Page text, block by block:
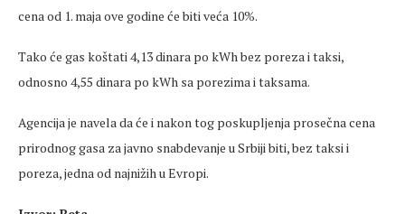
cena od 1. maja ove godine će biti veća 10%.
Tako će gas koštati 4,13 dinara po kWh bez poreza i taksi,
odnosno 4,55 dinara po kWh sa porezima i taksama.
Agencija je navela da će i nakon tog poskupljenja prosečna cena
prirodnog gasa za javno snabdevanje u Srbiji biti, bez taksi i
poreza, jedna od najnižih u Evropi.